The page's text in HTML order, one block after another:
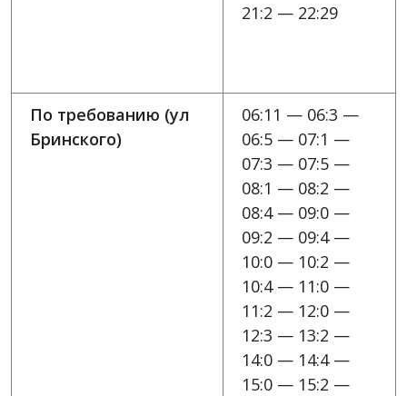
21:2 — 22:29
По требованию (ул
Бринского)
06:11 — 06:3 —
06:5 — 07:1 —
07:3 — 07:5 —
08:1 — 08:2 —
08:4 — 09:0 —
09:2 — 09:4 —
10:0 — 10:2 —
10:4 — 11:0 —
11:2 — 12:0 —
12:3 — 13:2 —
14:0 — 14:4 —
15:0 — 15:2 —